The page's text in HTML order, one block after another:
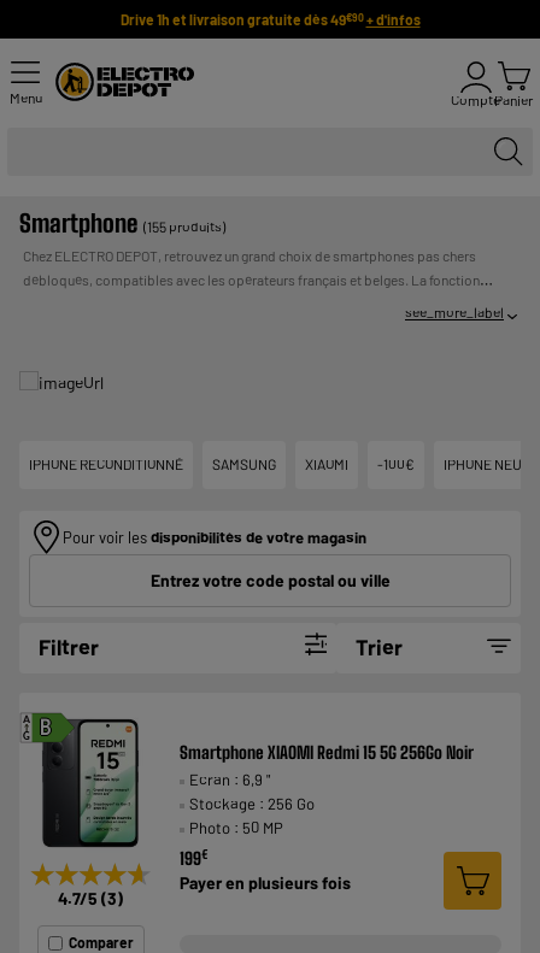
Drive 1h et livraison gratuite dès 49€90 + d'infos
Menu ComptePanier
Smartphone (155 produits)
Chez ELECTRO DEPOT, retrouvez un grand choix de smartphones pas chers
débloqués, compatibles avec les opérateurs français et belges. La fonction
première d’un smartphone est de téléphoner, mais il permet également d’écouter
Votre nouveau smartphone ne vous quittera plus !
CREDIT VOUS ENGAGE ET DOIT ETRE REMBOURSE.
see_more_label
IPHONE RECONDITIONNÉ SAMSUNG XIAOMI -100€ IPHONE NEUF
Pour voir lesdisponibilités de votre magasin
Entrez votre code postal ou ville
Filtrer Trier
B
A
G
★★★★★
★★★★★
4.7/5 (3)
Comparer
Smartphone XIAOMI Redmi 15 5G 256Go Noir
Ecran : 6,9 "
Stockage : 256 Go
Photo : 50 MP
199€
Payer en plusieurs fois